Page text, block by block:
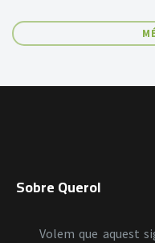
Sobre Querol
Volem que aquest